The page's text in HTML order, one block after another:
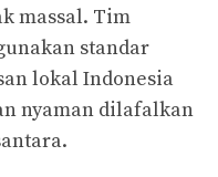
massal. Tim
standar
lokal Indonesia
nyaman dilafalkan